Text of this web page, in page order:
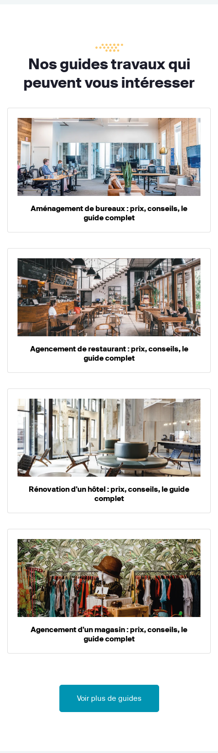
Nos guides travaux qui
peuvent vous intéresser
Aménagement de bureaux : prix, conseils, le
guide complet
Agencement de restaurant : prix, conseils, le
guide complet
Rénovation d'un hôtel : prix, conseils, le guide
complet
Agencement d'un magasin : prix, conseils, le
guide complet
Voir plus de guides